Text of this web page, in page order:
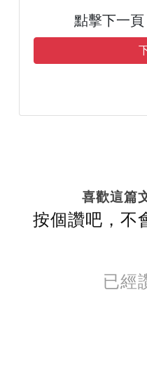
點擊下一
喜歡這篇
按個讚吧，不
已經